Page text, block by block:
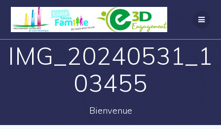
IMG_20240531_1
03455
Bienvenue